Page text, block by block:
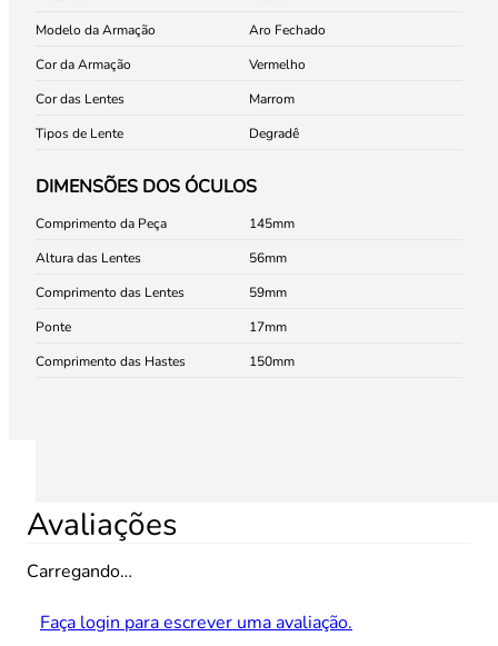
Modelo da Armação
Aro Fechado
Cor da Armação
Vermelho
Cor das Lentes
Marrom
Tipos de Lente
Degradê
DIMENSÕES DOS ÓCULOS
Comprimento da Peça
145
Altura das Lentes
56
Comprimento das Lentes
59
Ponte
17
Comprimento das Hastes
150
Avaliações
Carregando…
Faça login para escrever uma avaliação.